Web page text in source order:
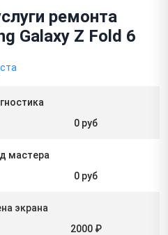
ремонта
Galaxy Z Fold 6
0 руб
мастера
0 руб
экрана
2000 ₽